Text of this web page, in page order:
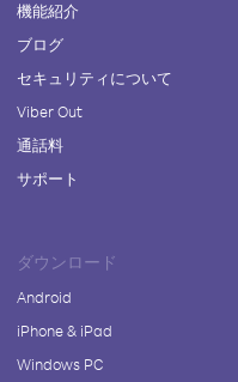
機能紹介
ブログ
セキュリティについて
Viber Out
通話料
サポート
ダウンロード
Android
iPhone & iPad
Windows PC